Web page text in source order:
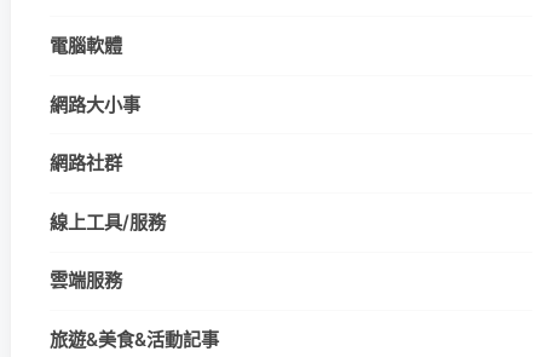
電腦軟體
網路大小事
網路社群
線上工具/服務
雲端服務
旅遊&美食&活動記事